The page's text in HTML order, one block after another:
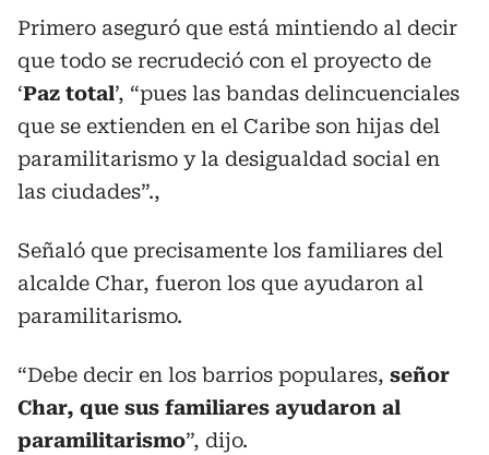
Primero aseguró que está mintiendo al decir
que todo se recrudeció con el proyecto de
‘Paz total’, “pues las bandas delincuenciales
que se extienden en el Caribe son hijas del
paramilitarismo y la desigualdad social en
las ciudades”.,
Señaló que precisamente los familiares del
alcalde Char, fueron los que ayudaron al
paramilitarismo.
“Debe decir en los barrios populares, señor
Char, que sus familiares ayudaron al
paramilitarismo”, dijo.